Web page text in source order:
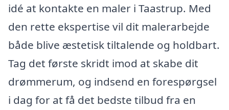
idé at kontakte en maler i Taastrup. Med
den rette ekspertise vil dit malerarbejde
både blive æstetisk tiltalende og holdbart.
Tag det første skridt imod at skabe dit
drømmerum, og indsend en forespørgsel
i dag for at få det bedste tilbud fra en